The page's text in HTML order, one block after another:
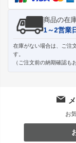
商品の在
1～2営業
在庫がない場合は、ご注
す。
（ご注文前の納期確認も
お